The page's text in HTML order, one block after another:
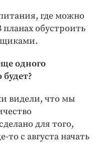
где можно
планах обустроить
одного
видели, что мы
для того,
то с августа начать